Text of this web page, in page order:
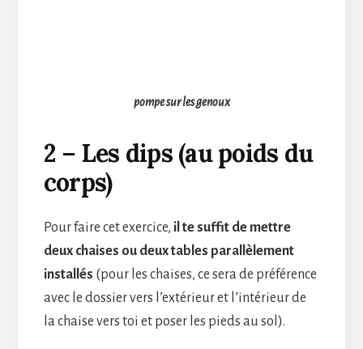
pompe sur les genoux
2 – Les dips (au poids du
corps)
Pour faire cet exercice, il te suffit de mettre
deux chaises ou deux tables parallèlement
installés (pour les chaises, ce sera de préférence
avec le dossier vers l’extérieur et l’intérieur de
la chaise vers toi et poser les pieds au sol).